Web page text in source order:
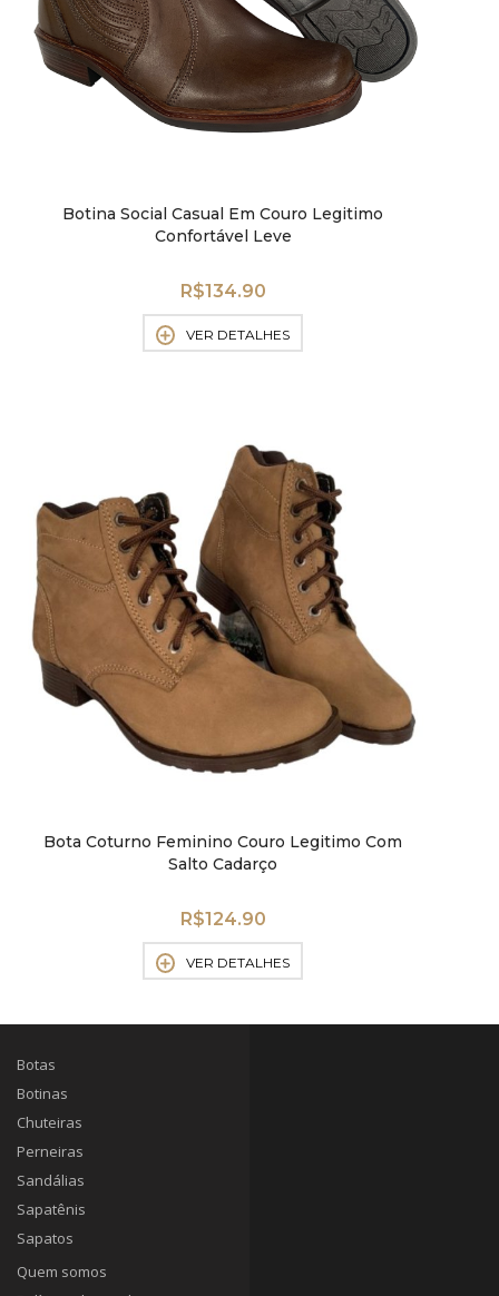
Botina Social Casual Em Couro Legitimo
Confortável Leve
R$134.90
VER DETALHES
Bota Coturno Feminino Couro Legitimo Com
Salto Cadarço
R$124.90
VER DETALHES
Botas
Botinas
Chuteiras
Perneiras
Sandálias
Sapatênis
Sapatos
Quem somos